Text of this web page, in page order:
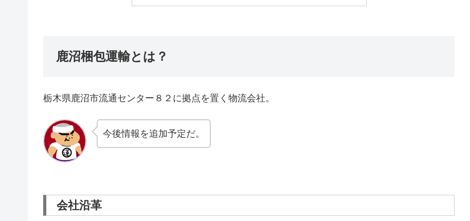
鹿沼梱包運輸とは？
栃木県鹿沼市流通センター８２に拠点を置く物流会社。
今後情報を追加予定だ。
会社沿革